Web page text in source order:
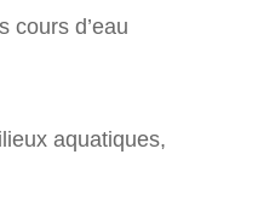
cours d’eau
aquatiques,